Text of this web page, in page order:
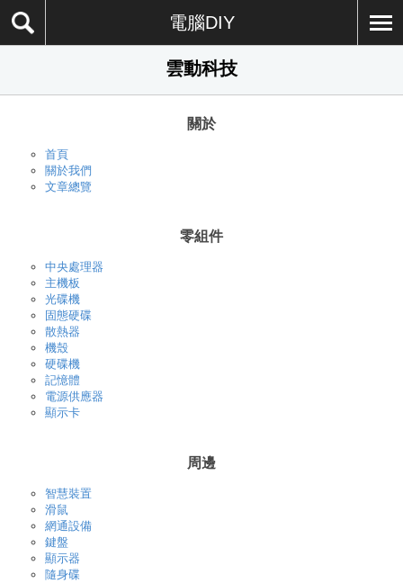
電腦DIY
雲動科技
關於
首頁
關於我們
文章總覽
零組件
中央處理器
主機板
光碟機
固態硬碟
散熱器
機殼
硬碟機
記憶體
電源供應器
顯示卡
周邊
智慧裝置
滑鼠
網通設備
鍵盤
顯示器
隨身碟